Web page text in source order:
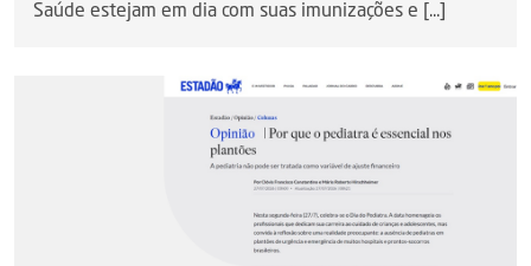
Saúde estejam em dia com suas imunizações e [...]